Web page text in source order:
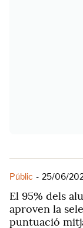
Públic - 25/06/
El 95% dels
aproven la
puntuació